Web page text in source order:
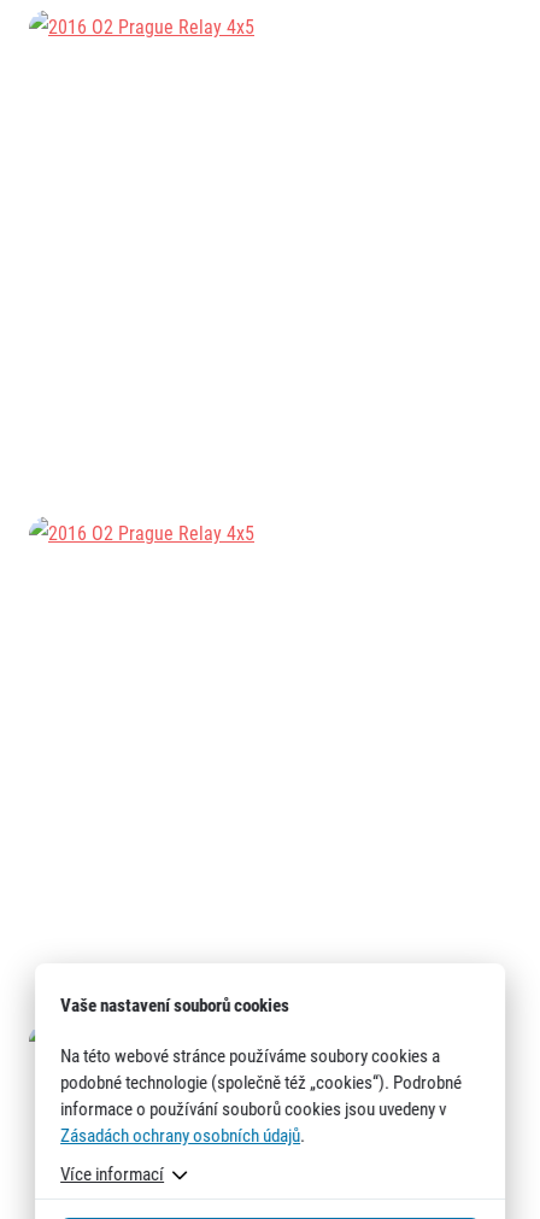
Vaše nastavení souborů cookies
Na této webové stránce používáme soubory cookies a
podobné technologie (společně též „cookies“). Podrobné
informace o používání souborů cookies jsou uvedeny v
Zásadách ochrany osobních údajů.
Více informací